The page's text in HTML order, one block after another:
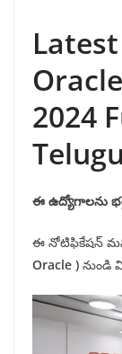
Latest
2024
ఈ ఉద్యోగాలను
ఈ నోటిఫికేషన్
Oracle ) నుండి